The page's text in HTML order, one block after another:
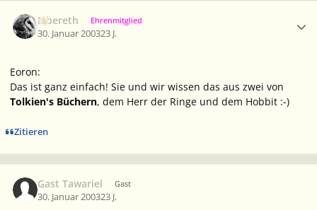
Elbereth Ehrenmitglied
30. Januar 200323 J.
Eoron:
Das ist ganz einfach! Sie und wir wissen das aus zwei von
Tolkien's Büchern, dem Herr der Ringe und dem Hobbit :-)
Zitieren
Gast Tawariel Gast
30. Januar 200323 J.